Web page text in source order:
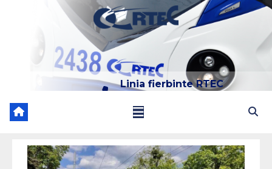
Linia fierbinte RTEC